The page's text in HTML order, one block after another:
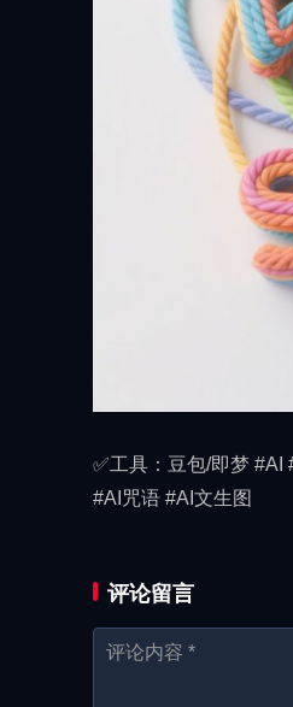
✅工具：豆包/即梦
#AI咒语 #AI文生图
评论留言